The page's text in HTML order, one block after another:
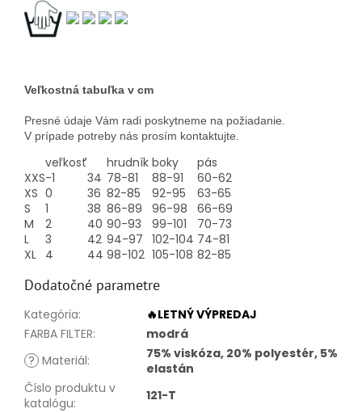
Veľkostná tabuľka v cm
Presné údaje Vám radi poskytneme na požiadanie.
V prípade potreby nás prosím kontaktujte.
veľkosť hrudník boky
pás
XXS-1 34 78-81 88-91
60-62
XS 0 36 82-85 92-95
63-65
S
1 38 86-89 96-98
66-69
M
2 40 90-93 99-101
70-73
L
3 42 94-97 102-104 74-81
XL 4 44 98-102 105-108 82-85
Dodatočné parametre
Kategória:
🔥LETNÝ VÝPREDAJ
FARBA FILTER:
modrá
? Materiál:
75% viskóza, 20% polyestér, 5%
elastán
Číslo produktu v
katalógu: 121-T